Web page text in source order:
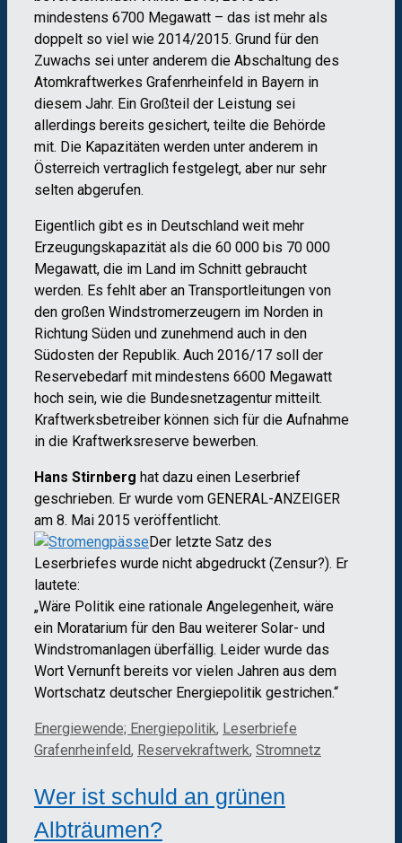
mindestens 6700 Megawatt – das ist mehr als
doppelt so viel wie 2014/2015. Grund für den
Zuwachs sei unter anderem die Abschaltung des
Atomkraftwerkes Grafenrheinfeld in Bayern in
diesem Jahr. Ein Großteil der Leistung sei
allerdings bereits gesichert, teilte die Behörde
mit. Die Kapazitäten werden unter anderem in
Österreich vertraglich festgelegt, aber nur sehr
selten abgerufen.
Eigentlich gibt es in Deutschland weit mehr
Erzeugungskapazität als die 60 000 bis 70 000
Megawatt, die im Land im Schnitt gebraucht
werden. Es fehlt aber an Transportleitungen von
den großen Windstromerzeugern im Norden in
Richtung Süden und zunehmend auch in den
Südosten der Republik. Auch 2016/17 soll der
Reservebedarf mit mindestens 6600 Megawatt
hoch sein, wie die Bundesnetzagentur mitteilt.
Kraftwerksbetreiber können sich für die Aufnahme
in die Kraftwerksreserve bewerben.
Hans Stirnberg hat dazu einen Leserbrief
geschrieben. Er wurde vom GENERAL-ANZEIGER
am 8. Mai 2015 veröffentlicht.
Der letzte Satz des
Leserbriefes wurde nicht abgedruckt (Zensur?). Er
lautete:
„Wäre Politik eine rationale Angelegenheit, wäre
ein Moratarium für den Bau weiterer Solar- und
Windstromanlagen überfällig. Leider wurde das
Wort Vernunft bereits vor vielen Jahren aus dem
Wortschatz deutscher Energiepolitik gestrichen.“
Kategorien
Energiewende; Energiepolitik, Leserbriefe
Grafenrheinfeld, Reservekraftwerk, Stromnetz
Wer ist schuld an grünen
Albträumen?